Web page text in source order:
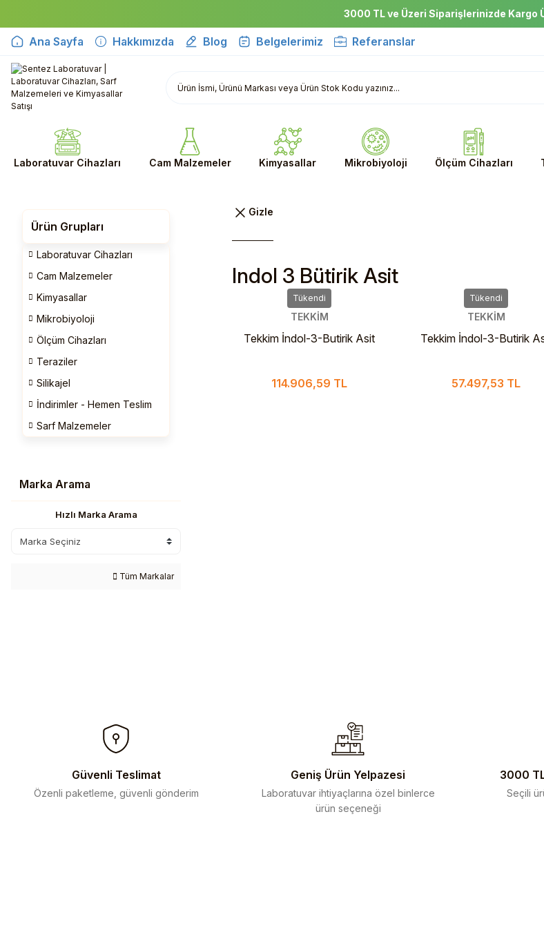
3000 TL ve Üzeri Siparişlerinizde Kargo
Ana Sayfa Hakkımızda Blog Belgelerimiz Referanslar
Laboratuvar Cihazları Cam Malzemeler Kimyasallar Mikrobiyoloji Ölçüm Cihazları
Ürün Grupları
Laboratuvar Cihazları
Cam Malzemeler
Kimyasallar
Mikrobiyoloji
Ölçüm Cihazları
Teraziler
Silikajel
İndirimler - Hemen Teslim
Sarf Malzemeler
Marka Arama
Hızlı Marka Arama
Tüm Markalar
Indol 3 Bütirik Asit
Tükendi
TEKKİM
Tekkim İndol-3-Butirik Asit
114.906,59 TL
Tükendi
TEKKİM
Tekkim İndol-3-Butirik
57.497,53 TL
Güvenli Teslimat
Özenli paketleme, güvenli gönderim
Geniş Ürün Yelpazesi
Laboratuvar ihtiyaçlarına özel binlerce
ürün seçeneği
3000
Seçili